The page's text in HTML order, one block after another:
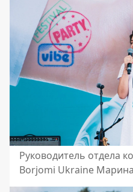
Руководитель отдела
Borjomi Ukraine